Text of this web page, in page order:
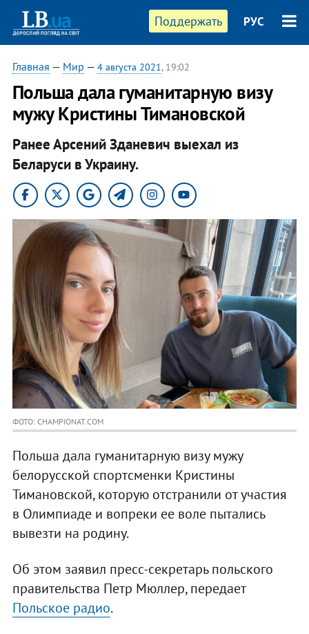
Поддержать РУС
Главная — Мир — 4 августа 2021, 19:02
Польша дала гуманитарную визу
мужу Кристины Тимановской
Ранее Арсений Зданевич выехал из
Беларуси в Украину.
ФОТО: CHAMPIONAT.COM
Польша дала гуманитарную визу мужу
белорусской спортсменки Кристины
Тимановской, которую отстранили от участия
в Олимпиаде и вопреки ее воле пытались
вывезти на родину.
Об этом заявил пресс-секретарь польского
правительства Петр Мюллер, передает
Польское радио.